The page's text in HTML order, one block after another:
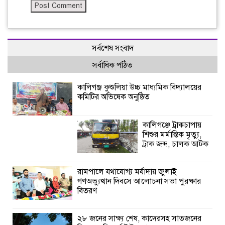
সর্বশেষ সংবাদ
সর্বাধিক পঠিত
কালিগঞ্জ কুশুলিয়া উচ্চ মাধ্যমিক বিদ্যালয়ের
কমিটির অভিষেক অনুষ্ঠিত
কালিগঞ্জে ট্রাকচাপায়
শিশুর মর্মান্তিক মৃত্যু,
ট্রাক জব্দ, চালক আটক
রামপালে যথাযোগ্য মর্যাদায় জুলাই
গণঅভ্যুত্থান দিবসে আলোচনা সভা পুরষ্কার
বিতরণ
২৮ জনের সাক্ষ্য শেষ, কাদেরসহ সাতজনের